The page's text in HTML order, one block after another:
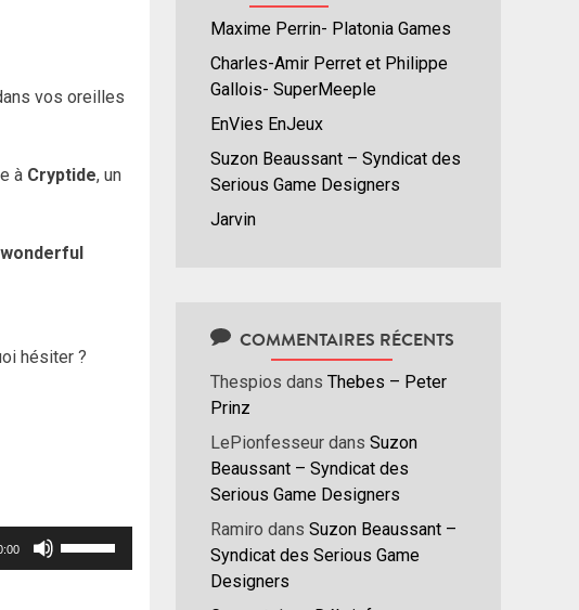
vos oreilles
à Cryptide, un
wonderful
hésiter ?
Maxime Perrin- Platonia Games
Charles-Amir Perret et Philippe
Gallois- SuperMeeple
EnVies EnJeux
Suzon Beaussant – Syndicat des
Serious Game Designers
Jarvin
COMMENTAIRES RÉCENTS
Thespios dans Thebes – Peter
Prinz
LePionfesseur dans Suzon
Beaussant – Syndicat des
Serious Game Designers
Ramiro dans Suzon Beaussant –
Syndicat des Serious Game
Designers